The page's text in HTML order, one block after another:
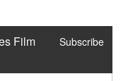
Film
Subscribe